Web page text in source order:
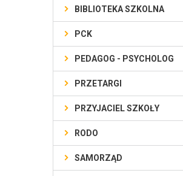
BIBLIOTEKA SZKOLNA
PCK
PEDAGOG - PSYCHOLOG
PRZETARGI
PRZYJACIEL SZKOŁY
RODO
SAMORZĄD